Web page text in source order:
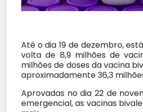
Até o dia 19 de dezembro,
volta de 8,9 milhões de
milhões de doses da vacina
aproximadamente 36,3
Aprovadas no dia 22 de
emergencial, as vacinas